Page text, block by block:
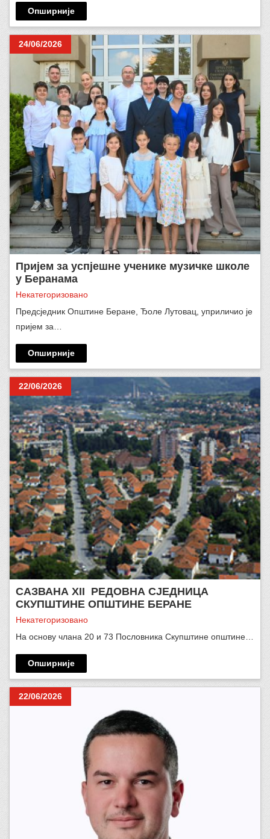
Опширније
24/06/2026
Пријем за успјешне ученике музичке школе
у Беранама
Некатегоризовано
Предсједник Општине Беране, Ђоле Лутовац, уприличио је
пријем за…
Опширније
22/06/2026
САЗВАНА XII РЕДОВНА СЈЕДНИЦА
СКУПШТИНЕ ОПШТИНЕ БЕРАНЕ
Некатегоризовано
На основу члана 20 и 73 Пословника Скупштине општине…
Опширније
22/06/2026